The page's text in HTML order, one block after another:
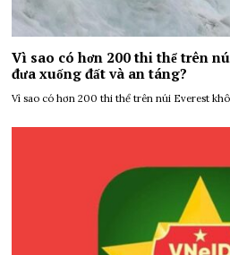
Vì sao có hơn 200 thi thể trên
đưa xuống đất và an táng?
Vì sao có hơn 200 thi thể trên núi Everest